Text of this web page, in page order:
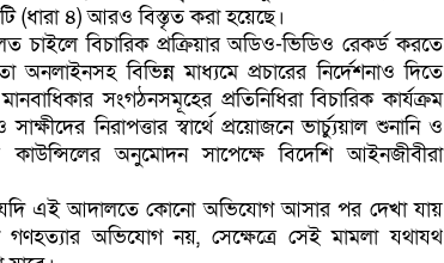
(ধারা ৪) আরও বিস্তৃত করা হয়েছে।
বিচারিক প্রক্রিয়ার অডিও-ভিডিও রেকর্ড করতে
বিভিন্ন মাধ্যমে প্রচারের নির্দেশনাও দিতে
সংগঠনসমূহের প্রতিনিধিরা বিচারিক কার্যক্রম
নিরাপত্তার স্বার্থে প্রয়োজনে ভার্চ্যুয়াল শুনানি ও
অনুমোদন সাপেক্ষে বিদেশি আইনজীবীরা
এই আদালতে কোনো অভিযোগ আসার পর দেখা যায়
অভিযোগ নয়, সেক্ষেত্রে সেই মামলা যথাযথ